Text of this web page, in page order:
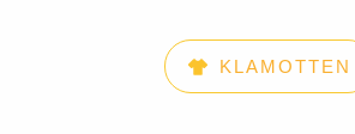
KLAMOTTEN